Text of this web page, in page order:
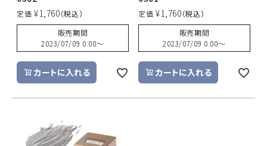
定価 ¥1,760
販売期間
2023/07/09 0:00〜
カートに入れる
定価 ¥1,760
販売期間
2023/07/09 0:00〜
カートに入れる